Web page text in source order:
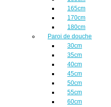
165cm
170cm
180cm
Paroi de douche
30cm
35cm
40cm
45cm
50cm
55cm
60cm